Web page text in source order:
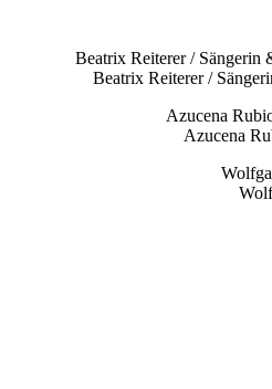
Beatrix Reiterer /
Azucena